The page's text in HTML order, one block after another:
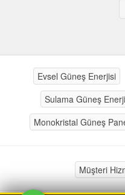
Evsel Güneş Enerjisi
Sulama Güneş
Monokristal Güneş
Müşteri